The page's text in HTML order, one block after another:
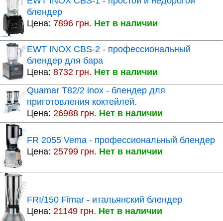
блендер
Цена: 7896 грн. Нет в наличии
EWT INOX CBS-2 - профессиональный
блендер для бара
Цена: 8732 грн. Нет в наличии
Quamar T82/2 inox - блендер для
приготовления коктейлей.
Цена: 26988 грн. Нет в наличии
FR 2055 Vema - профессиональный блендер
Цена: 25799 грн. Нет в наличии
FRI/150 Fimar - итальянский блендер
Цена: 21149 грн. Нет в наличии